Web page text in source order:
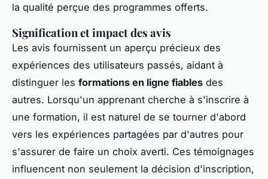
la qualité perçue des programmes offerts.
Signification et impact des avis
Les avis fournissent un aperçu précieux des
expériences des utilisateurs passés, aidant à
distinguer les formations en ligne fiables des
autres. Lorsqu'un apprenant cherche à s'inscrire à
une formation, il est naturel de se tourner d'abord
vers les expériences partagées par d'autres pour
s'assurer de faire un choix averti. Ces témoignages
influencent non seulement la décision d'inscription,